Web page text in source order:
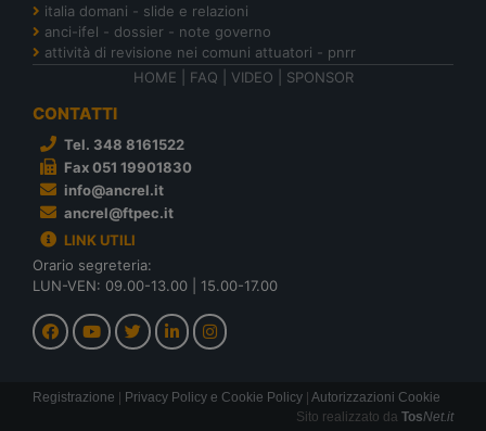
italia domani - slide e relazioni
anci-ifel - dossier - note governo
attività di revisione nei comuni attuatori - pnrr
HOME
FAQ VIDEO SPONSOR
CONTATTI
Tel. 348 8161522
Fax 051 19901830
info@ancrel.it
ancrel@ftpec.it
LINK UTILI
Orario segreteria:
LUN-VEN: 09.00-13.00 | 15.00-17.00
Registrazione | Privacy Policy e Cookie Policy | Autorizzazioni Cookie
Sito realizzato da TosNet.it